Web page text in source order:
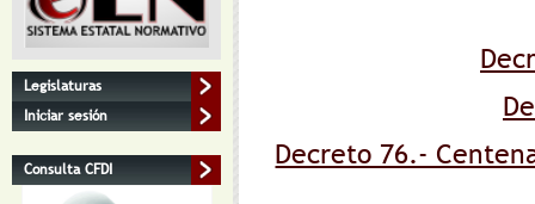
Legislaturas
Iniciar sesión
Consulta CFDI
Decreto 76.-